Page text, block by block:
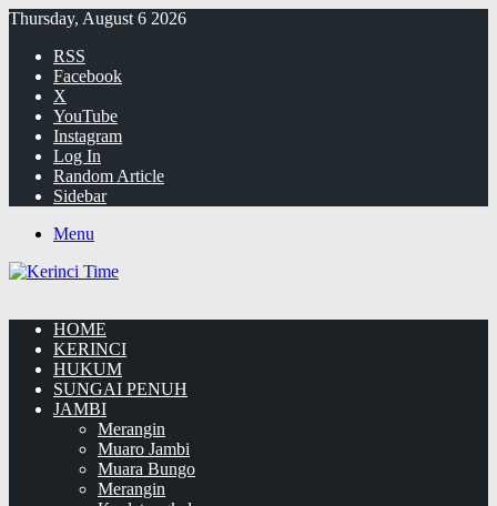
Thursday, August 6 2026
RSS
Facebook
X
YouTube
Instagram
Log In
Random Article
Sidebar
Menu
HOME
KERINCI
HUKUM
SUNGAI PENUH
JAMBI
Merangin
Muaro Jambi
Muara Bungo
Merangin